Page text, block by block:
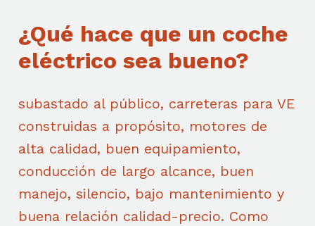
¿Qué hace que un coche
eléctrico sea bueno?
subastado al público, carreteras para VE
construidas a propósito, motores de
alta calidad, buen equipamiento,
conducción de largo alcance, buen
manejo, silencio, bajo mantenimiento y
buena relación calidad-precio. Como